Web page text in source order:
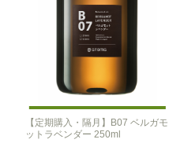
【定期購入・隔月】B07 ベルガモ
ットラベンダー 250ml